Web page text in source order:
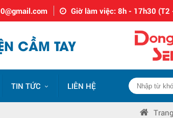
Giờ làm việc: 8h - 17h30 (T2
CẦM TAY
TIN TỨC LIÊN HỆ